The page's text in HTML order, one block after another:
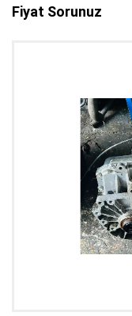
Fiyat Sorunuz